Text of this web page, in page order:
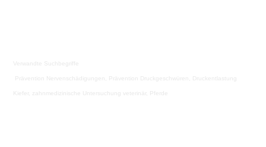
Verwandte Suchbegriffe
Prävention Nervenschädigungen, Prävention Druckgeschwüren, Druckentlastung
Kiefer, zahnmedizinische Untersuchung veterinär, Pferde